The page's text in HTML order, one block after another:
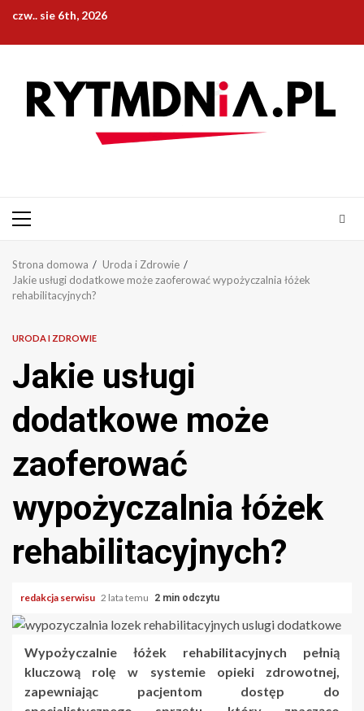
treści
czw.. sie 6th, 2026
Menu
Strona domowa
Uroda i Zdrowie
Jakie usługi dodatkowe może zaoferować wypożyczalnia łóżek
rehabilitacyjnych?
URODA I ZDROWIE
Jakie usługi
dodatkowe może
zaoferować
wypożyczalnia łóżek
rehabilitacyjnych?
redakcja serwisu 2 lata temu 2 min odczytu
Wypożyczalnie łóżek rehabilitacyjnych pełnią
kluczową rolę w systemie opieki zdrowotnej,
zapewniając pacjentom dostęp do